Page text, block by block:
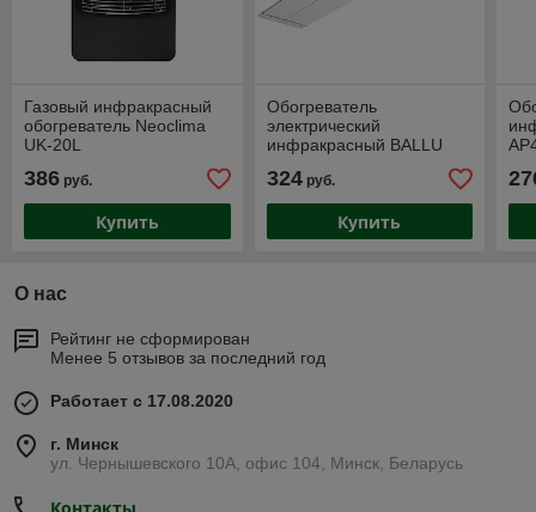
Газовый инфракрасный
обогреватель Neoclima
UK-20L
386 руб.
Купить
Обогреватель
электрический
инфракрасный BALLU
324руб.
Купить
О нас
Рейтинг не сформирован
Менее 5 отзывов за последний год
Работает с 17.08.2020
г. Минск
ул. Чернышевского 10А, офис 104, Минск, Беларусь